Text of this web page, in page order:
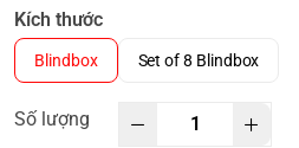
Kích thước
Blindbox Set of 8 Blindbox
Số lượng